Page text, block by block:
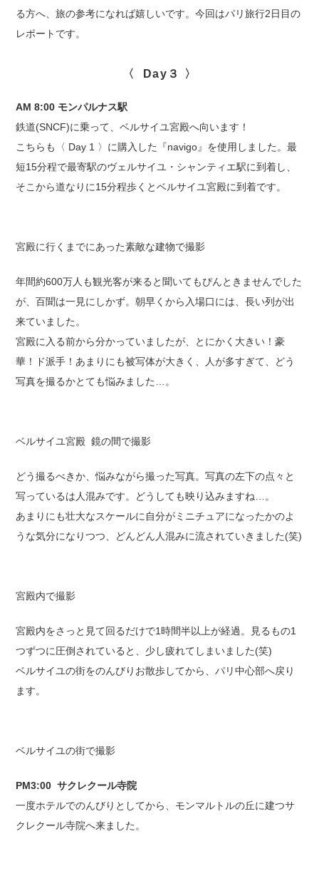
る方へ、旅の参考になれば嬉しいです。今回はパリ旅行2日目の
レポートです。
〈 Day３ 〉
AM 8:00 モンパルナス駅
鉄道(SNCF)に乗って、ベルサイユ宮殿へ向います！
こちらも〈 Day 1 〉に購入した『navigo』を使用しました。最
短15分程で最寄駅のヴェルサイユ・シャンティエ駅に到着し、
そこから道なりに15分程歩くとベルサイユ宮殿に到着です。
宮殿に行くまでにあった素敵な建物で撮影
年間約600万人も観光客が来ると聞いてもぴんときませんでした
が、百聞は一見にしかず。朝早くから入場口には、長い列が出
来ていました。
宮殿に入る前から分かっていましたが、とにかく大きい！豪
華！ド派手！あまりにも被写体が大きく、人が多すぎて、どう
写真を撮るかとても悩みました…。
ベルサイユ宮殿 鏡の間で撮影
どう撮るべきか、悩みながら撮った写真。写真の左下の点々と
写っているは人混みです。どうしても映り込みますね…。
あまりにも壮大なスケールに自分がミニチュアになったかのよ
うな気分になりつつ、どんどん人混みに流されていきました(笑)
宮殿内で撮影
宮殿内をさっと見て回るだけで1時間半以上が経過。見るもの1
つずつに圧倒されていると、少し疲れてしまいました(笑)
ベルサイユの街をのんびりお散歩してから、パリ中心部へ戻り
ます。
ベルサイユの街で撮影
PM3:00 サクレクール寺院
一度ホテルでのんびりとしてから、モンマルトルの丘に建つサ
クレクール寺院へ来ました。